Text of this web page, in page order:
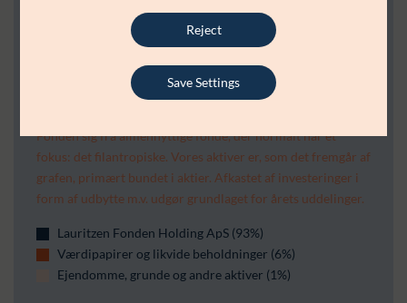
Fordeling af Lauritzen Fondens aktiver:
Som en erhvervsdrivende fond er vores opgave to-delt: 1)
opretholde og drive Fondens virksomheder. 2) yde støtte til
Fonden sig fra almennyttige fonde, der normalt har ét
fokus: det filantropiske. Vores aktiver er, som det fremgår af
grafen, primært bundet i aktier. Afkastet af investeringer i
form af udbytte m.v. udgør grundlaget for årets uddelinger.
Lauritzen Fonden Holding ApS (93%)
Værdipapirer og likvide beholdninger (6%)
Ejendomme, grunde og andre aktiver (1%)
Reject
Save Settings